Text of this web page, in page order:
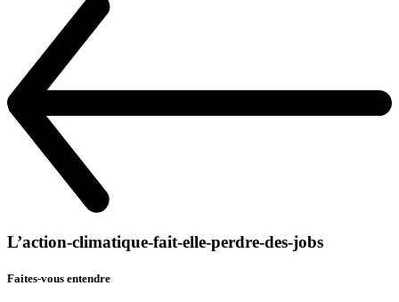
L’action-climatique-fait-elle-perdre-des-jobs
Faites-vous entendre